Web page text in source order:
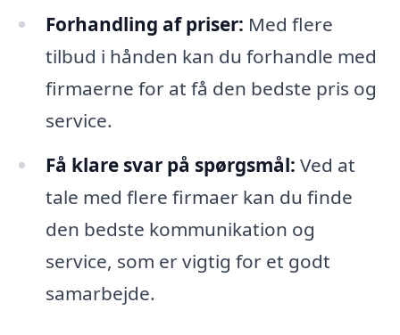
Forhandling af priser: Med flere
tilbud i hånden kan du forhandle med
firmaerne for at få den bedste pris og
service.
Få klare svar på spørgsmål: Ved at
tale med flere firmaer kan du finde
den bedste kommunikation og
service, som er vigtig for et godt
samarbejde.